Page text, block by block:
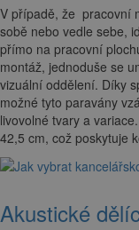
V případě, že pracovní
sobě nebo vedle sebe,
přímo na pracovní
montáž, jednoduše se
vizuální oddělení. Díky
možné tyto paravány
livovolné tvary a
42,5 cm, což poskytuje
Akustické